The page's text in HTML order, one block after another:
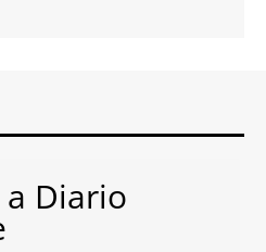
Diario